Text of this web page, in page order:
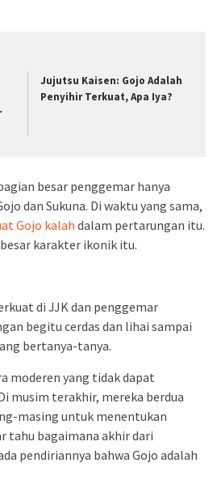
Jujutsu Kaisen: Gojo Adalah
Penyihir Terkuat, Apa Iya?
besar penggemar hanya
dan Sukuna. Di waktu yang sama,
Gojo kalahdalam pertarungan itu.
karakter ikonik itu.
di JJK dan penggemar
begitu cerdas dan lihai sampai
bertanya-tanya.
moderen yang tidak dapat
musim terakhir, mereka berdua
masing untuk menentukan
tahu bagaimana akhir dari
pendiriannya bahwa Gojo adalah